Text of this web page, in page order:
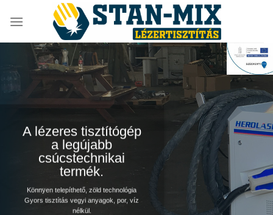
A lézeres tisztítógép
a legújabb
csúcstechnikai
termék.
Könnyen telepíthető, zöld technológia
Gyors tisztítás vegyi anyagok, por, víz
nélkül.